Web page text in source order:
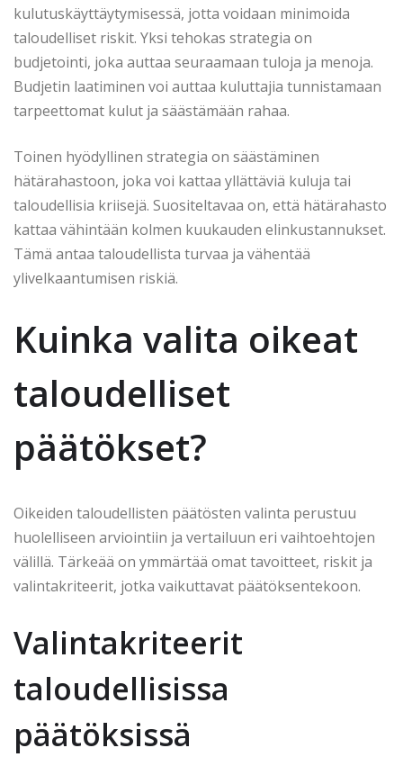
kulutuskäyttäytymisessä, jotta voidaan minimoida
taloudelliset riskit. Yksi tehokas strategia on
budjetointi, joka auttaa seuraamaan tuloja ja menoja.
Budjetin laatiminen voi auttaa kuluttajia tunnistamaan
tarpeettomat kulut ja säästämään rahaa.
Toinen hyödyllinen strategia on säästäminen
hätärahastoon, joka voi kattaa yllättäviä kuluja tai
taloudellisia kriisejä. Suositeltavaa on, että hätärahasto
kattaa vähintään kolmen kuukauden elinkustannukset.
Tämä antaa taloudellista turvaa ja vähentää
ylivelkaantumisen riskiä.
Kuinka valita oikeat
taloudelliset
päätökset?
Oikeiden taloudellisten päätösten valinta perustuu
huolelliseen arviointiin ja vertailuun eri vaihtoehtojen
välillä. Tärkeää on ymmärtää omat tavoitteet, riskit ja
valintakriteerit, jotka vaikuttavat päätöksentekoon.
Valintakriteerit
taloudellisissa
päätöksissä